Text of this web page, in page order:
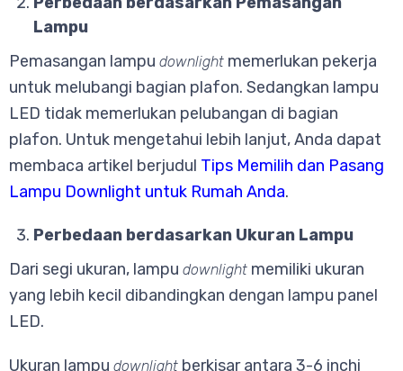
Lampu
Pemasangan lampu downlight memerlukan pekerja
untuk melubangi bagian plafon. Sedangkan lampu
LED tidak memerlukan pelubangan di bagian
plafon. Untuk mengetahui lebih lanjut, Anda dapat
membaca artikel berjudul Tips Memilih dan Pasang
Lampu Downlight untuk Rumah Anda.
Perbedaan berdasarkan Ukuran Lampu
Dari segi ukuran, lampu downlight memiliki ukuran
yang lebih kecil dibandingkan dengan lampu panel
LED.
Ukuran lampu downlight berkisar antara 3-6 inchi